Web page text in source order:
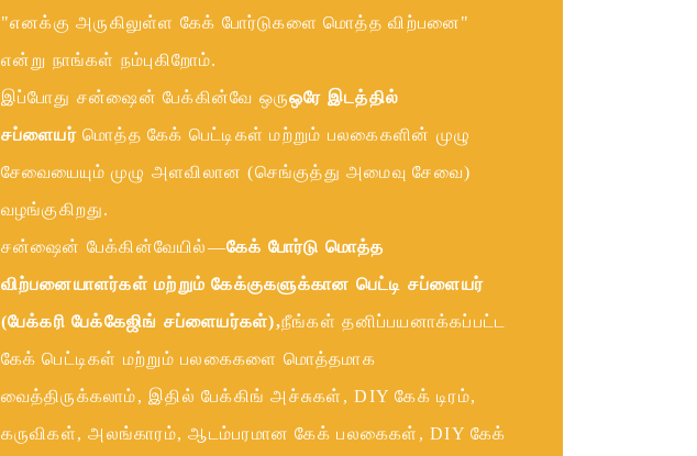
"எனக்கு அருகிலுள்ள கேக் போர்டுகளை மொத்த விற்பனை"
என்று நாங்கள் நம்புகிறோம்.
இப்போது சன்ஷைன் பேக்கின்வே ஒருஒரே இடத்தில்
சப்ளையர் மொத்த கேக் பெட்டிகள் மற்றும் பலகைகளின் முழு
சேவையையும் முழு அளவிலான (செங்குத்து அமைவு சேவை)
வழங்குகிறது.
சன்ஷைன் பேக்கின்வேயில்—கேக் போர்டு மொத்த
விற்பனையாளர்கள் மற்றும் கேக்குகளுக்கான பெட்டி சப்ளையர்
(பேக்கரி பேக்கேஜிங் சப்ளையர்கள்),நீங்கள் தனிப்பயனாக்கப்பட்ட
கேக் பெட்டிகள் மற்றும் பலகைகளை மொத்தமாக
வைத்திருக்கலாம், இதில் பேக்கிங் அச்சுகள், DIY கேக் டிரம்,
கருவிகள், அலங்காரம், ஆடம்பரமான கேக் பலகைகள், DIY கேக்